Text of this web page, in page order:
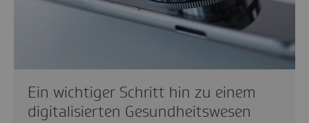
Ein wichtiger Schritt hin zu einem
digitalisierten Gesundheitswesen